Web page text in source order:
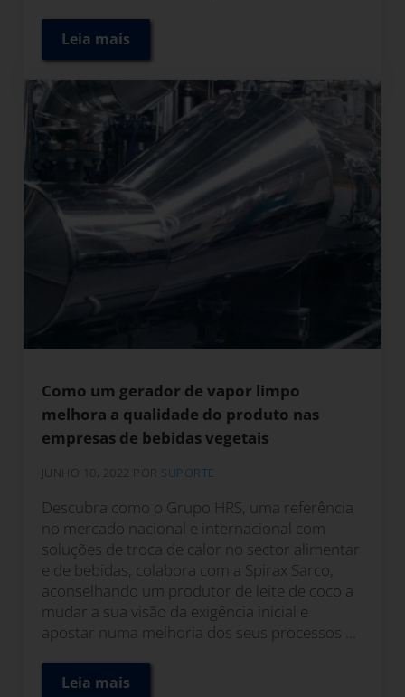
Leia maisComo SPIRAX SARCO ajudou a
Como um gerador de vapor limpo
melhora a qualidade do produto nas
empresas de bebidas vegetais
JUNHO 10, 2022 POR SUPORTE
Descubra como o Grupo HRS, uma referência
no mercado nacional e internacional com
soluções de troca de calor no sector alimentar
e de bebidas, colabora com a Spirax Sarco,
aconselhando um produtor de leite de coco a
mudar a sua visão da exigência inicial e
apostar numa melhoria dos seus processos ...
Leia maisComo um gerador de vapor limpo